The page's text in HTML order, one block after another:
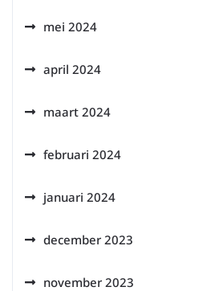
mei 2024
april 2024
maart 2024
februari 2024
januari 2024
december 2023
november 2023